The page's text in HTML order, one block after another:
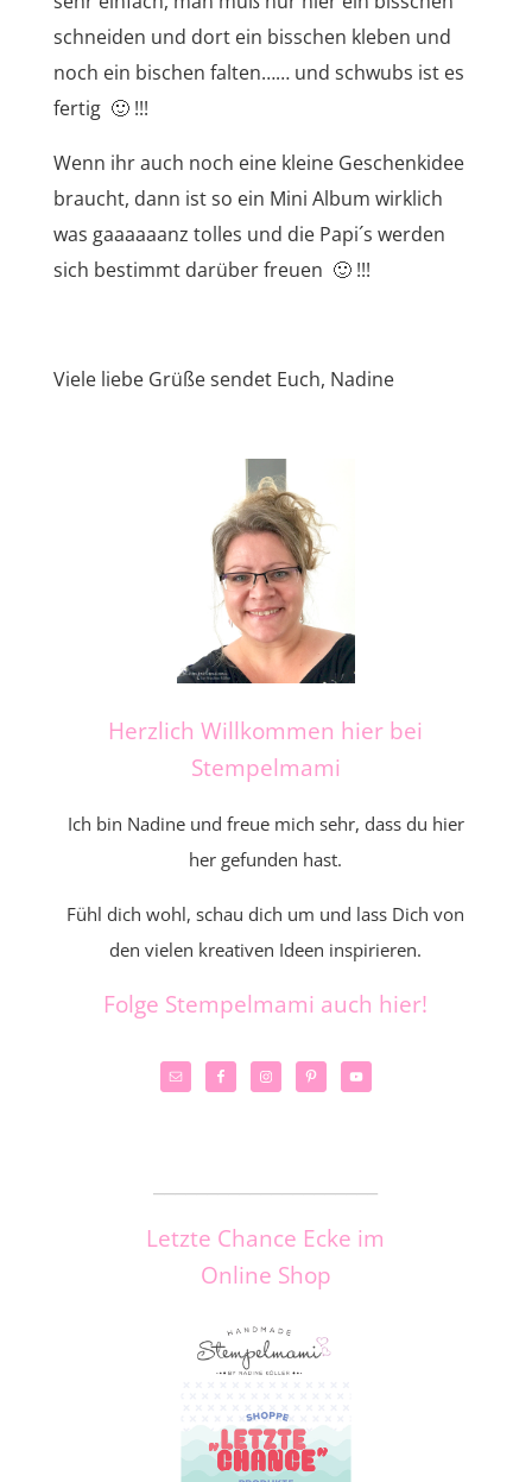
schneiden und dort ein bisschen kleben und
noch ein bischen falten…… und schwubs ist es
fertig 🙂 !!!
Wenn ihr auch noch eine kleine Geschenkidee
braucht, dann ist so ein Mini Album wirklich
was gaaaaaanz tolles und die Papi´s werden
sich bestimmt darüber freuen 🙂 !!!
Viele liebe Grüße sendet Euch, Nadine
Herzlich Willkommen hier bei
Stempelmami
Ich bin Nadine und freue mich sehr, dass du hier
her gefunden hast.
Fühl dich wohl, schau dich um und lass Dich von
den vielen kreativen Ideen inspirieren.
Folge Stempelmami auch hier!
Letzte Chance Ecke im
Online Shop